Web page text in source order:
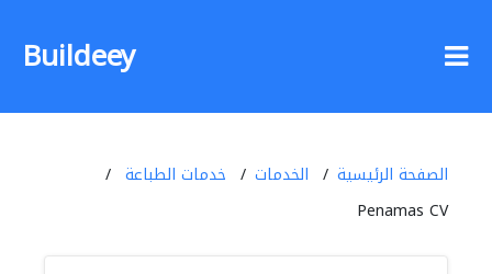
Buildeey
الصفحة الرئيسية الخدمات
خدمات الطباعة
Penamas CV